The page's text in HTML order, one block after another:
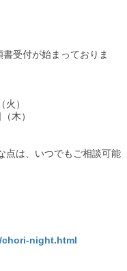
受付が始まっておりま
）
木）
点は、いつでもご相談可能
chori-night.html